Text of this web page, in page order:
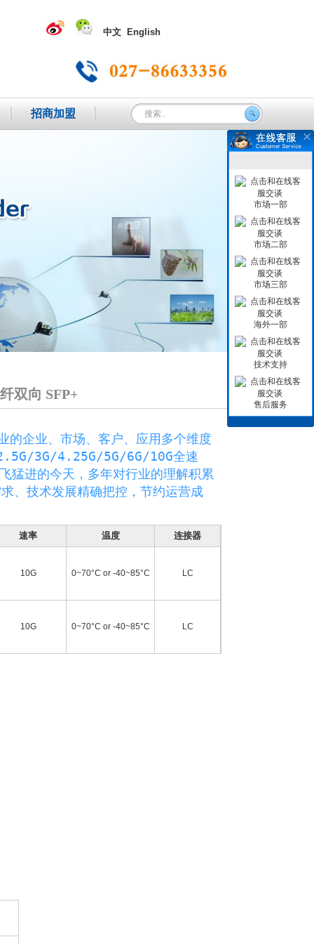
中文 English
招商加盟
双向 SFP+
业、市场、客户、应用多个维度
3G/4.25G/5G/6G/10G全速
猛进的今天，多年对行业的理解积累
、技术发展精确把控，节约运营成
速率 温度 连接器
10G 0~70°C or -40~85°C LC
10G 0~70°C or -40~85°C LC
市场一部
市场二部
市场三部
海外一部
技术支持
售后服务